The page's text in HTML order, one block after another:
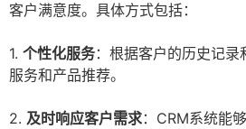
客户满意度。具体方式包括：
1. 个性化服务：根据客户的历史记
服务和产品推荐。
2. 及时响应客户需求：CRM系统能